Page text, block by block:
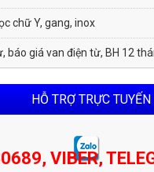
chữ Y, gang, inox
báo giá van điện từ, BH 12
HỖ TRỢ TRỰC TUYẾN
VIBER,